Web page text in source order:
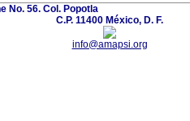
No. 56. Col. Popotla
C.P. 11400 México, D. F.
info@amapsi.org